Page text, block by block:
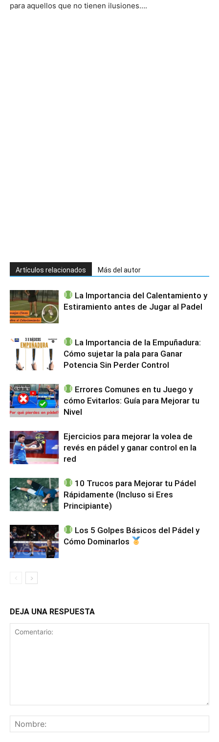
para aquellos que no tienen ilusiones….
Artículos relacionados Más del autor
La Importancia del Calentamiento y
Estiramiento antes de Jugar al Padel
La Importancia de la Empuñadura:
Cómo sujetar la pala para Ganar
Potencia Sin Perder Control
Errores Comunes en tu Juego y
cómo Evitarlos: Guía para Mejorar tu
Nivel
Ejercicios para mejorar la volea de
revés en pádel y ganar control en la
red
10 Trucos para Mejorar tu Pádel
Rápidamente (Incluso si Eres
Principiante)
Los 5 Golpes Básicos del Pádel y
Cómo Dominarlos
DEJA UNA RESPUESTA